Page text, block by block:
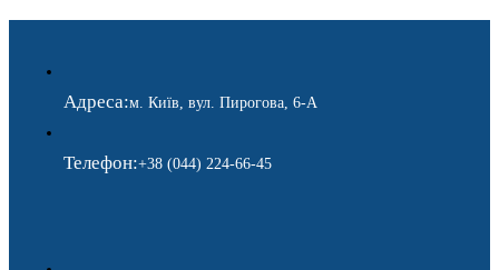
Адреса:м. Київ, вул. Пирогова, 6-А
Телефон:+38 (044) 224-66-45